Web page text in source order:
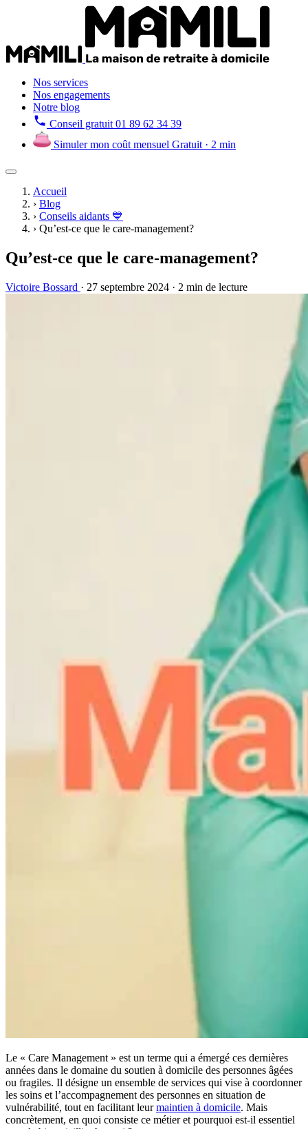
Nos services
Nos engagements
Notre blog
Conseil gratuit 01 89 62 34 39
Simuler mon coût mensuel Gratuit · 2 min
Accueil
› Blog
› Conseils aidants 💙
› Qu’est-ce que le care-management?
Qu’est-ce que le care-management?
Victoire Bossard · 27 septembre 2024 · 2 min de lecture
Le « Care Management » est un terme qui a émergé ces dernières
années dans le domaine du soutien à domicile des personnes âgées
ou fragiles. Il désigne un ensemble de services qui vise à coordonner
les soins et l’accompagnement des personnes en situation de
vulnérabilité, tout en facilitant leurmaintien à domicile. Mais
concrètement, en quoi consiste ce métier et pourquoi est-il essentiel